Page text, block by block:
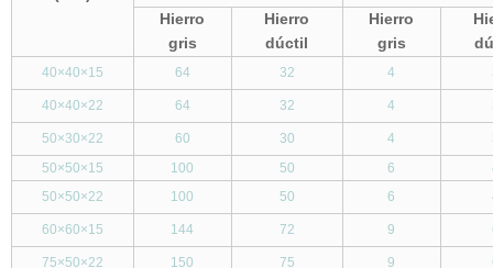
Hierro
gris
Hierro
dúctil
Hierro
gris
40×40×15 64 32 4
40×40×22 64 32 4
50×30×22 60 30 4
50×50×15 100 50 6
50×50×22 100 50 6
60×60×15 144 72 9
75×50×22 150 75 9